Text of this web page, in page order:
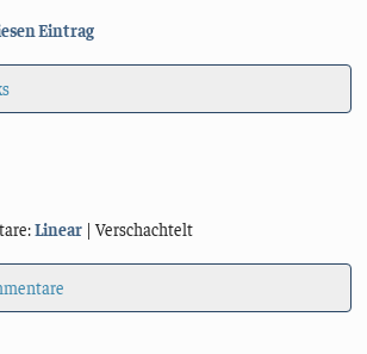
Eintrag
Linear | Verschachtelt